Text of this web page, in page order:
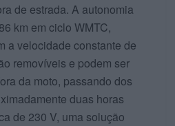
de estrada. A autonomia
km em ciclo WMTC,
a velocidade constante de
removíveis e podem ser
da moto, passando dos
duas horas
de 230 V, uma solução